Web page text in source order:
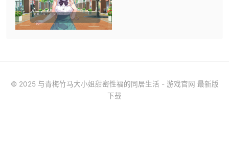
© 2025 与青梅竹马大小姐甜密性福的同居生活 - 游戏官网 最新版
下载